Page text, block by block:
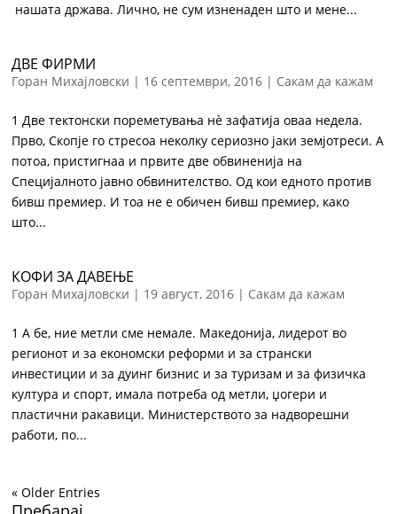
нашата држава. Лично, не сум изненаден што и мене...
ДВЕ ФИРМИ
Горан Михајловски | 16 септември, 2016 | Сакам да кажам
1 Две тектонски пореметувања нè зафатија оваа недела.
Прво, Скопје го стресоа неколку сериозно јаки земјотреси. А
потоа, пристигнаа и првите две обвиненија на
Специјалното јавно обвинителство. Од кои едното против
бивш премиер. И тоа не е обичен бивш премиер, како
што...
КОФИ ЗА ДАВЕЊЕ
Горан Михајловски | 19 август, 2016 | Сакам да кажам
1 А бе, ние метли сме немале. Македонија, лидерот во
регионот и за економски реформи и за странски
инвестиции и за дуинг бизнис и за туризам и за физичка
култура и спорт, имала потреба од метли, џогери и
пластични ракавици. Министерството за надворешни
работи, по...
« Older Entries